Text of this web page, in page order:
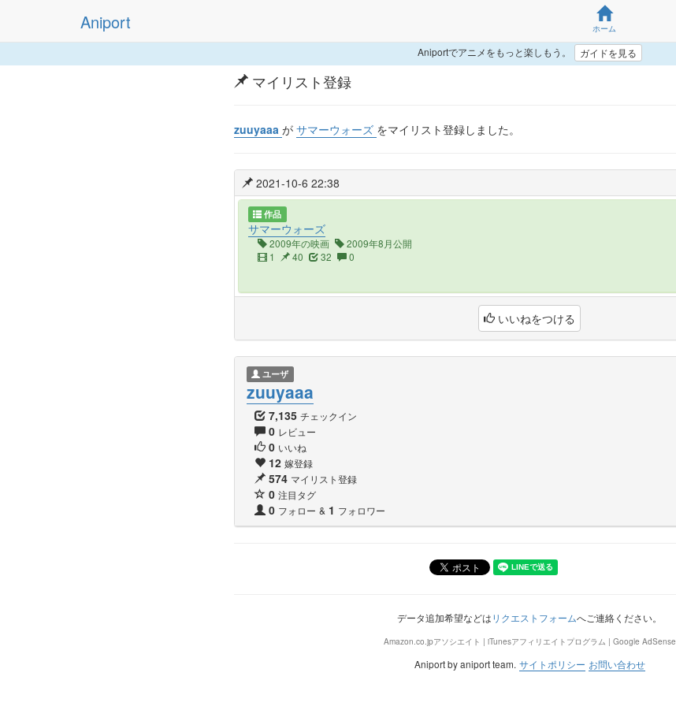
Aniport ホーム
Aniportでアニメをもっと楽しもう。 ガイドを見る
マイリスト登録
zuuyaaa が サマーウォーズ をマイリスト登録しました。
2021-10-6 22:38
作品
サマーウォーズ
2009年の映画
2009年8月公開
1
40 32 0
いいねをつける
ユーザ
zuuyaaa
7,135 チェックイン
0 レビュー
0 いいね
12 嫁登録
574 マイリスト登録
0 注目タグ
0 フォロー & 1 フォロワー
データ追加希望などはリクエストフォームへご連絡ください。
Amazon.co.jpアソシエイト | iTunesアフィリエイトプログラム | Google AdSense
Aniport by aniport team. サイトポリシー お問い合わせ